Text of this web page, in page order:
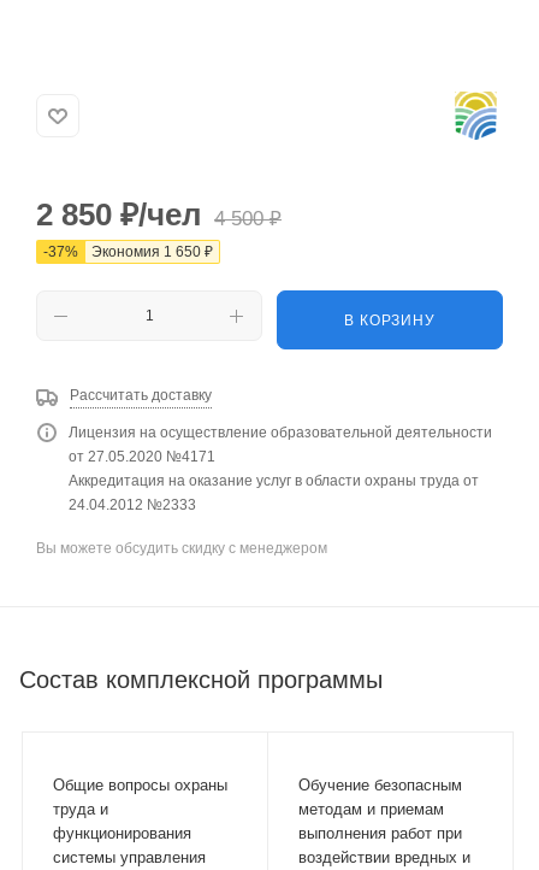
2 850 ₽/чел 4 500₽
-37% Экономия 1 650 ₽
В КОРЗИНУ
Рассчитать доставку
Лицензия на осуществление образовательной деятельности
от 27.05.2020 №4171
Аккредитация на оказание услуг в области охраны труда от
24.04.2012 №2333
Вы можете обсудить скидку с менеджером
Состав комплексной программы
Общие вопросы охраны
труда и
функционирования
системы управления
Обучение безопасным
методам и приемам
выполнения работ при
воздействии вредных и